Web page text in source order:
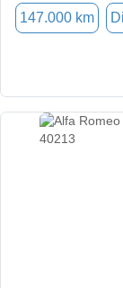
147.000 km